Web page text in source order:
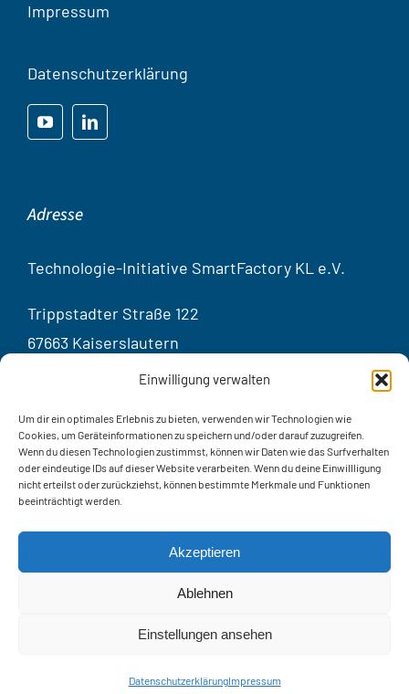
Einwilligung verwalten
Um dir ein optimales Erlebnis zu bieten, verwenden wir Technologien wie
Cookies, um Geräteinformationen zu speichern und/oder darauf zuzugreifen.
Wenn du diesen Technologien zustimmst, können wir Daten wie das Surfverhalten
oder eindeutige IDs auf dieser Website verarbeiten. Wenn du deine Einwillligung
nicht erteilst oder zurückziehst, können bestimmte Merkmale und Funktionen
beeinträchtigt werden.
Akzeptieren
Ablehnen
Einstellungen ansehen
DatenschutzerklärungImpressum
Impressum
Datenschutzerklärung
Adresse
Technologie-Initiative SmartFactory KL e.V.
Trippstadter Straße 122
67663 Kaiserslautern
Kontakt
Telefon:+49 631 20575 – 3401
E-Mail: info@smartfactory.de
Kontaktformular
© 2014 - 2026 Technologie-Initiative SmartFactory KL e.V.